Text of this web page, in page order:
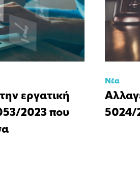
εργατική
2023 που
Νέα
5024/